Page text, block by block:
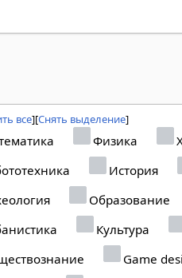
все Снять выделение
Физика
История
Образование
Культура
Game